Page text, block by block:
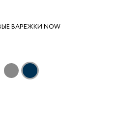
ВАРЕЖКИ NOW